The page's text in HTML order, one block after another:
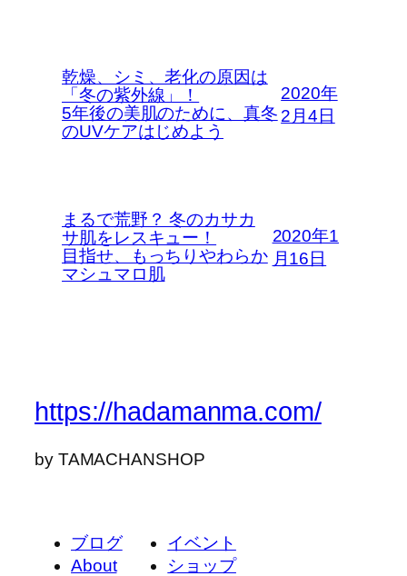
乾燥、シミ、老化の原因は
「冬の紫外線」！
5年後の美肌のために、真冬
のUVケアはじめよう
2020年
2月4日
まるで荒野？ 冬のカサカ
サ肌をレスキュー！
目指せ、もっちりやわらか
マシュマロ肌
2020年1
月16日
https://hadamanma.com/
by TAMACHANSHOP
ブログ
About
イベント
ショップ